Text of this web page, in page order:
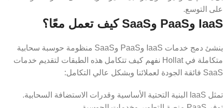
على التوسع.
IaaS وPaaS وSaaS كيف تعمل معًا؟
ينشئ دمج خدمات IaaS وPaaS وSaaS منظومة حوسبة سحابية
متكاملة في Hollat نفهم كيف تتكامل هذه الطبقات لتقديم خدمات
SaaS فائقة الجودة لعملائنا وبشكل عالي التكامل:
تمثل IaaS البنية التحتية الأساسية وقدرات الاستضافة السحابية.